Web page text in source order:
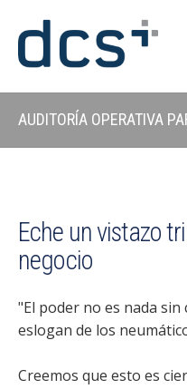
AUDITORÍA OPERATIVA
Eche un vistazo
negocio
"El poder no es nada
eslogan de los
Creemos que esto es